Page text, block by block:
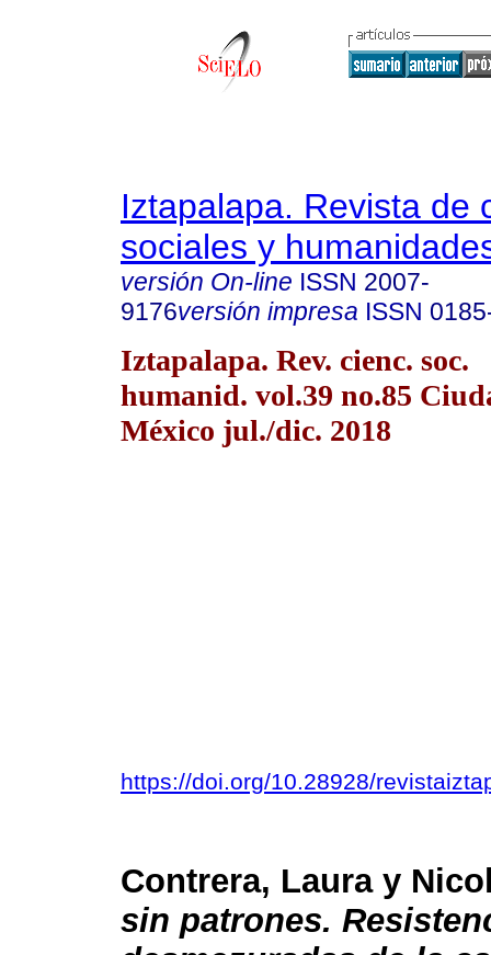
Iztapalapa. Revista de
sociales y
versión On-line ISSN 2007-
9176versión impresa ISSN
Iztapalapa. Rev. cienc. soc.
humanid. vol.39 no.85
México jul./dic. 2018
https://doi.org/10.28928/
Contrera, Laura y
sin patrones.